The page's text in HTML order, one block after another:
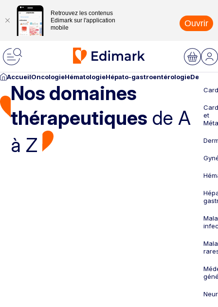
Retrouvez les contenus
Edimark sur l'application
mobile
Ouvrir
AccueilOncologieHématologieHépato-gastroentérologie
Nos domaines
thérapeutiques de A
à Z
et